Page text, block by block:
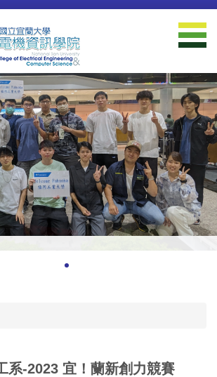
系-2023 宜！蘭新創力競賽